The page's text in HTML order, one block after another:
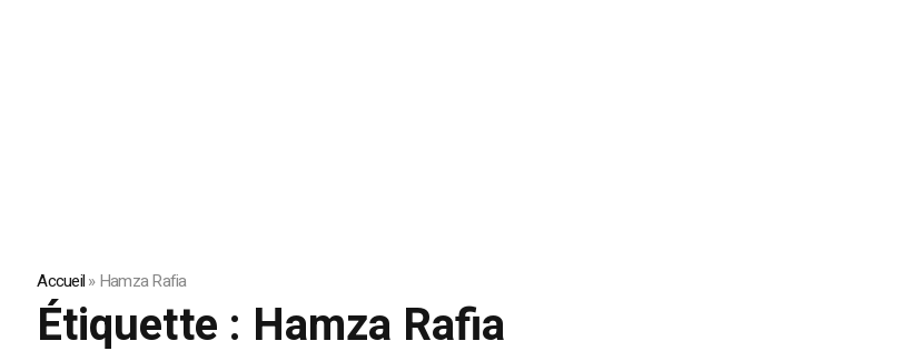
Accueil»Hamza Rafia
Étiquette : Hamza Rafia